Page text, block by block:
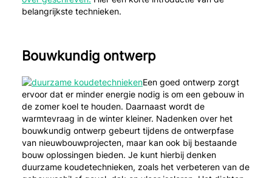
belangrijkste technieken.
Bouwkundig ontwerp
Een goed ontwerp zorgt
ervoor dat er minder energie nodig is om een gebouw in
de zomer koel te houden. Daarnaast wordt de
warmtevraag in de winter kleiner. Nadenken over het
bouwkundig ontwerp gebeurt tijdens de ontwerpfase
van nieuwbouwprojecten, maar kan ook bij bestaande
bouw oplossingen bieden. Je kunt hierbij denken
duurzame koudetechnieken, zoals het verbeteren van de